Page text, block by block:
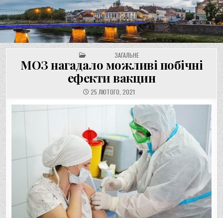
Перейти
до
вмісту
UNGVAR.UZ.UA
POSTED INЗАГАЛЬНЕ
МОЗ нагадало можливі побічні
ефекти вакцин
25 ЛЮТОГО, 2021